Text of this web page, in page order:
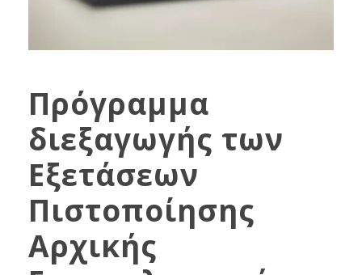
Πρόγραμμα
διεξαγωγής των
Εξετάσεων
Πιστοποίησης
Αρχικής